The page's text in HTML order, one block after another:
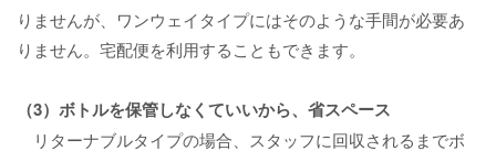
りませんが、ワンウェイタイプにはそのような手間が必要あ
りません。宅配便を利用することもできます。
（3）ボトルを保管しなくていいから、省スペース
リターナブルタイプの場合、スタッフに回収されるまでボ